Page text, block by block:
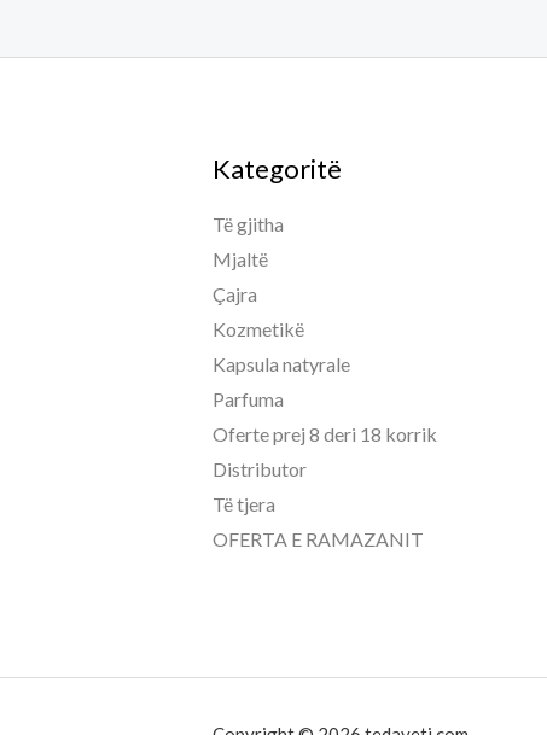
Kategoritë
Të gjitha
Mjaltë
Çajra
Kozmetikë
Kapsula natyrale
Parfuma
Oferte prej 8 deri 18 korrik
Distributor
Të tjera
OFERTA E RAMAZANIT